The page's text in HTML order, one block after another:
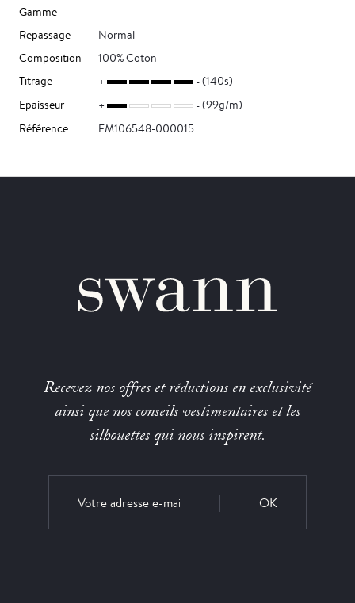
Gamme
Repassage
Normal
Composition
100% Coton
Titrage
(140s)
Epaisseur
(99g/m)
Référence
FM106548-000015
Recevez nos offres et réductions en exclusivité
ainsi que nos conseils vestimentaires et les
silhouettes qui nous inspirent.
OK